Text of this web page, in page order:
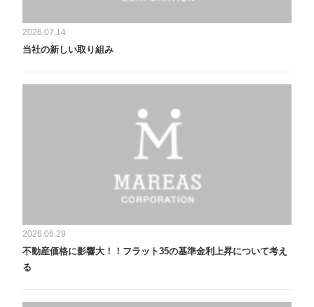
2026.07.14
当社の新しい取り組み
2026.06.29
不動産価格に影響大！！フラット35の基準金利上昇について考え
る